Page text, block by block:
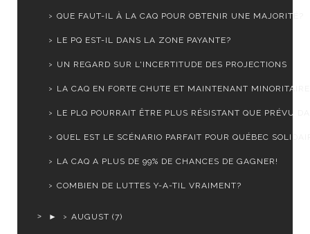
QUE FAUT-IL À LA CAQ POUR OBTENIR UNE MAJORITÉ?
LE PQ EST-IL DANS LA ZONE PAYANTE?
UN REGARD SUR L'INCERTITUDE DES PROJECTIONS
LA CAQ EN FORTE CHUTE ET MAINTENANT MINORITAIRE
LE PLQ POURRAIT ÊTRE PLUS RÉSISTANT QUE PRÉVU
QUEL EST LE SCÉNARIO PARFAIT POUR QUÉBEC
LA CAQ A PLUS DE 99% DE CHANCES DE GAGNER!
COMBIEN DE LUTTES Y-A-TIL VRAIMENT?
► AUGUST (7)